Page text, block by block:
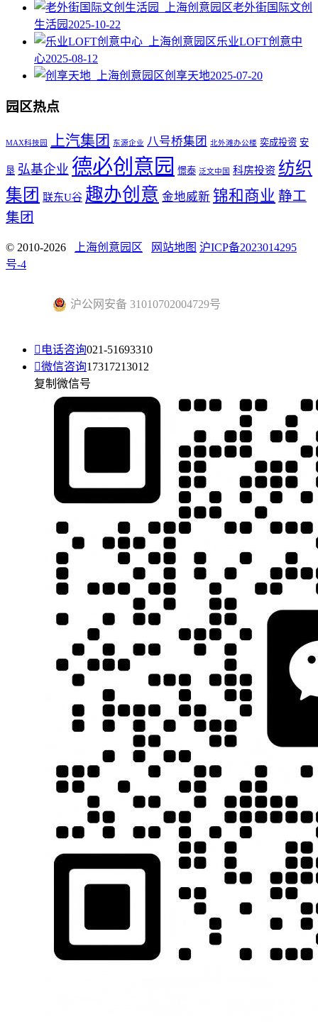
老外街国际文创
生活园 2025-10-22
乐业LOFT创意中
心2025-08-12
创享天地2025-07-20
园区热点
MAX科技园 上汽集团 东源企业 八号桥集团 北外滩办公楼 奕成投资 安
垦 弘基企业 德必创意园 憬泰 泛文中国 科房投资 纺织
集团 联东U谷 趣办创意 金地威新 锦和商业 静工
集团
© 2010-2026 上海创意园区 网站地图 沪ICP备2023014295
号-4
沪公网安备 31010702004729号
 电话咨询021-51693310
微信咨询17317213012
复制微信号